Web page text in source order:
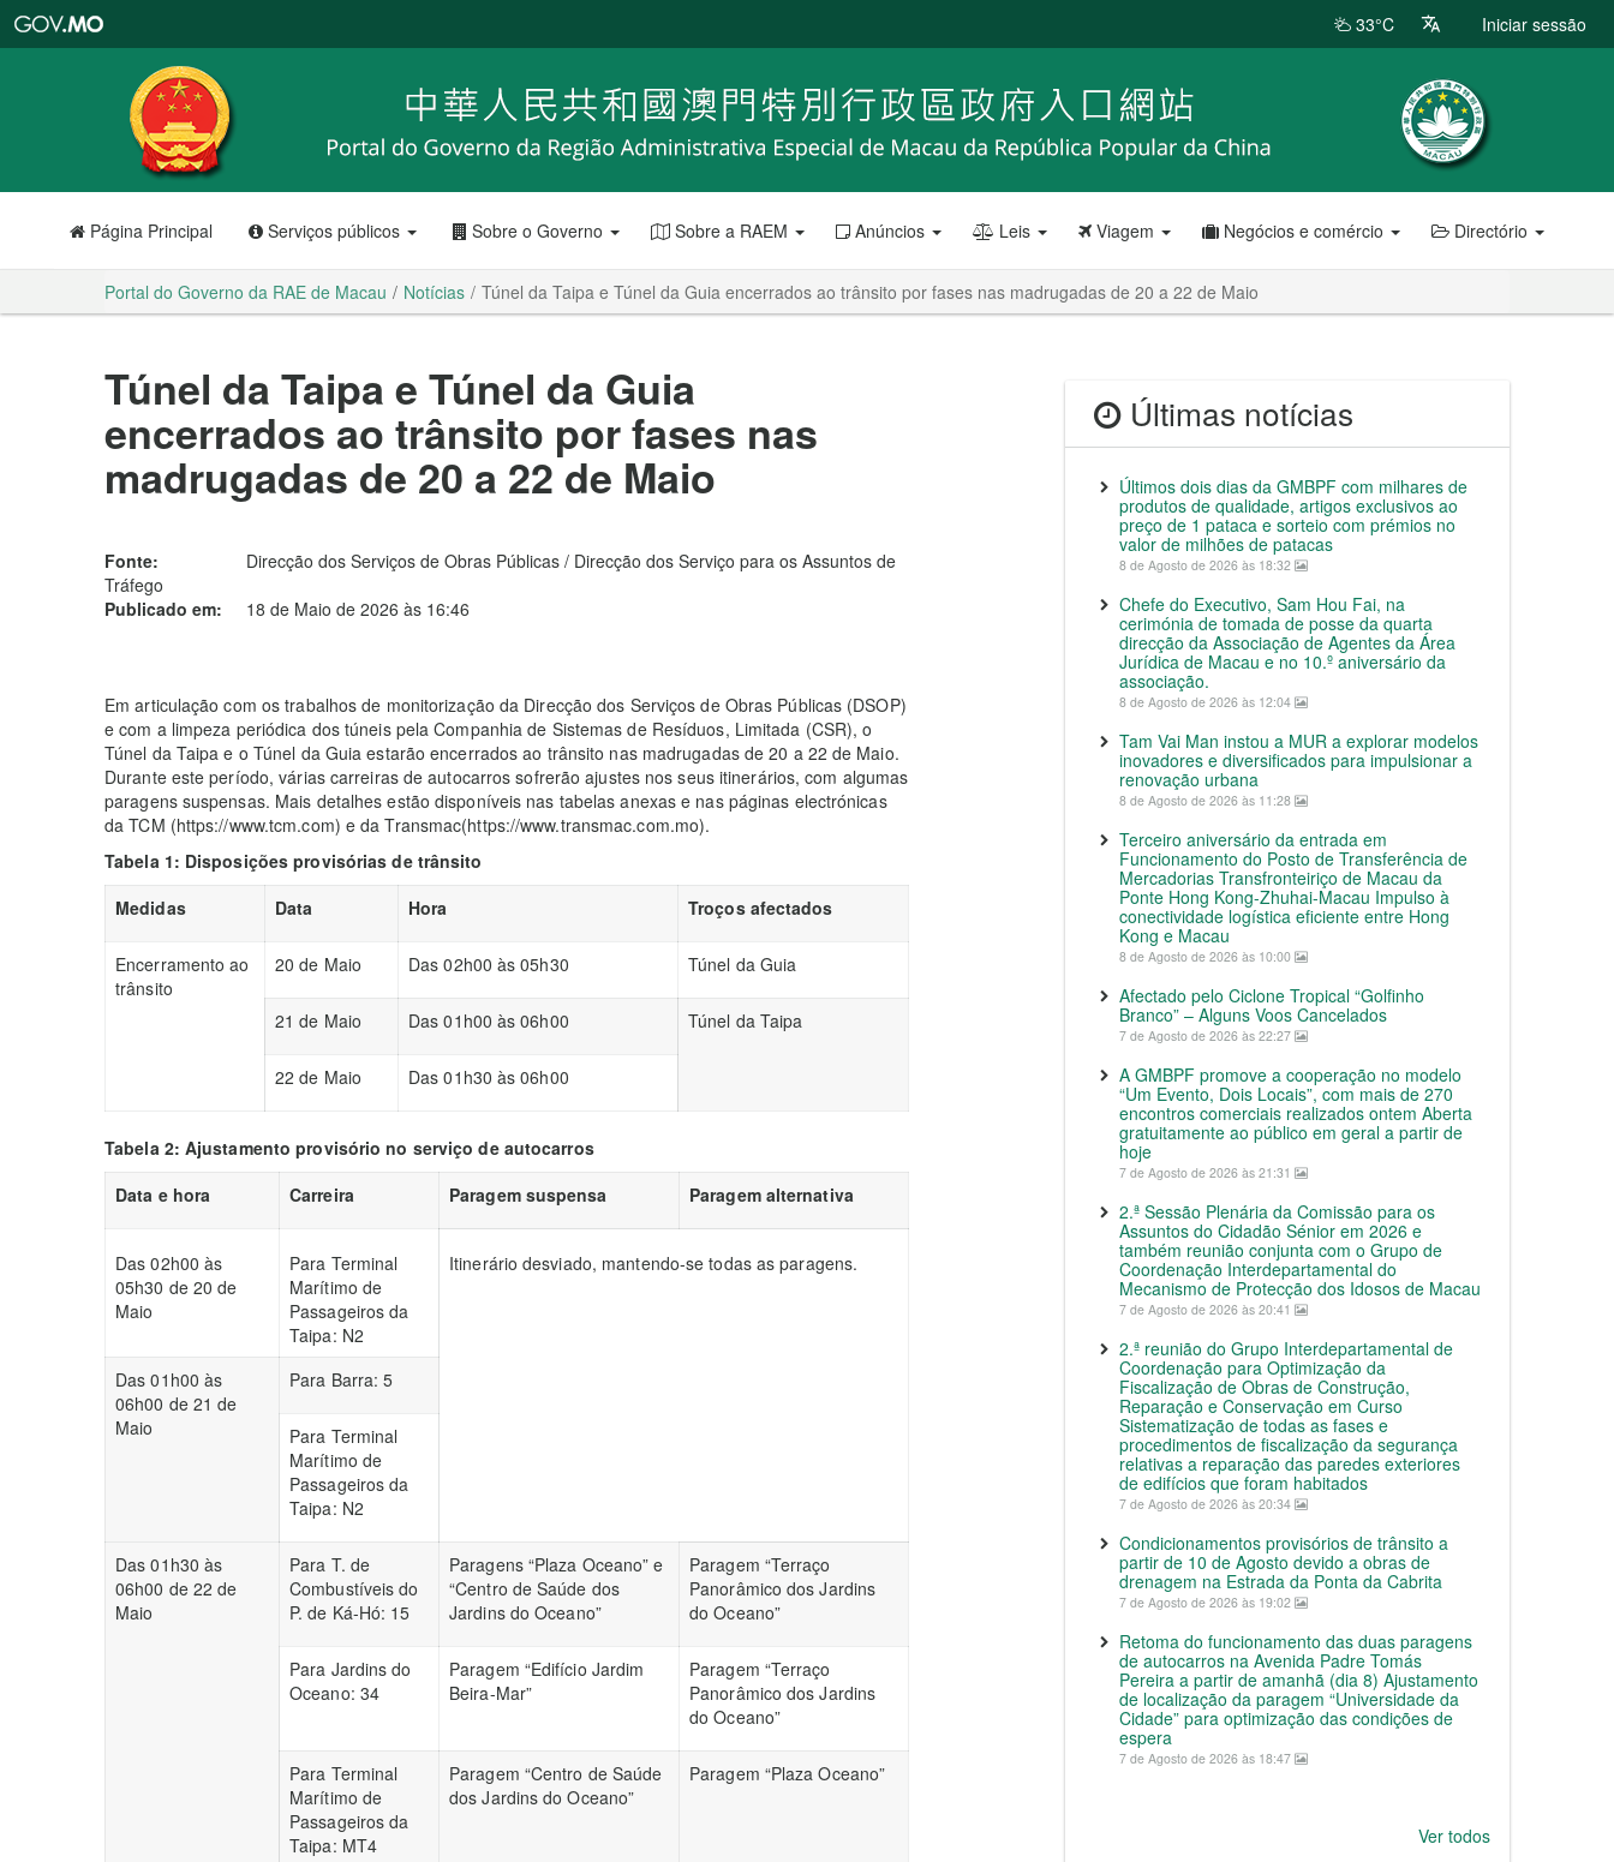
RAE
de
Macau
33°C Iniciar sessão
Página Principal Serviços públicos Sobre o Governo Sobre a RAEM Anúncios Leis Viagem Negócios e comércio Directório
Portal do Governo da RAE de Macau Notícias Túnel da Taipa e Túnel da Guia encerrados ao trânsito por fases nas madrugadas de 20 a 22 de Maio
Túnel da Taipa e Túnel da Guia
encerrados ao trânsito por fases nas
madrugadas de 20 a 22 de Maio
Fonte:
Direcção dos Serviços de Obras Públicas / Direcção dos Serviço para os Assuntos de
Tráfego
Publicado em:
18 de Maio de 2026 às 16:46
Em articulação com os trabalhos de monitorização da Direcção dos Serviços de Obras Públicas (DSOP)
e com a limpeza periódica dos túneis pela Companhia de Sistemas de Resíduos, Limitada (CSR), o
Túnel da Taipa e o Túnel da Guia estarão encerrados ao trânsito nas madrugadas de 20 a 22 de Maio.
Durante este período, várias carreiras de autocarros sofrerão ajustes nos seus itinerários, com algumas
paragens suspensas. Mais detalhes estão disponíveis nas tabelas anexas e nas páginas electrónicas
da TCM (https://www.tcm.com) e da Transmac(https://www.transmac.com.mo).
Tabela 1: Disposições provisórias de trânsito
Medidas
Data Hora Troços afectados
Encerramento ao
trânsito
20 de Maio Das 02h00 às 05h30 Túnel da Guia
21 de Maio Das 01h00 às 06h00 Túnel da Taipa
22 de Maio Das 01h30 às 06h00
Tabela 2: Ajustamento provisório no serviço de autocarros
Data e hora
Carreira Paragem suspensa Paragem alternativa
Das 02h00 às
05h30 de 20 de
Maio
Para Terminal
Marítimo de
Passageiros da
Taipa: N2
Itinerário desviado, mantendo-se todas as paragens.
Das 01h00 às
06h00 de 21 de
Maio
Para Barra: 5
Para Terminal
Marítimo de
Passageiros da
Taipa: N2
Das 01h30 às
06h00 de 22 de
Maio
Para T. de
Combustíveis do
P. de Ká-Hó: 15
Paragens “Plaza Oceano” e
“Centro de Saúde dos
Jardins do Oceano”
Paragem “Terraço
Panorâmico dos Jardins
do Oceano”
Para Jardins do
Oceano: 34
Paragem “Edifício Jardim
Beira-Mar”
Paragem “Terraço
Panorâmico dos Jardins
do Oceano”
Para Terminal
Marítimo de
Passageiros da
Taipa: MT4
Paragem “Centro de Saúde
dos Jardins do Oceano”
Paragem “Plaza Oceano”
Últimas notícias
Últimos dois dias da GMBPF com milhares de
produtos de qualidade, artigos exclusivos ao
preço de 1 pataca e sorteio com prémios no
valor de milhões de patacas
8 de Agosto de 2026 às 18:32
Chefe do Executivo, Sam Hou Fai, na
cerimónia de tomada de posse da quarta
direcção da Associação de Agentes da Área
Jurídica de Macau e no 10.º aniversário da
associação.
8 de Agosto de 2026 às 12:04
Tam Vai Man instou a MUR a explorar modelos
inovadores e diversificados para impulsionar a
renovação urbana
8 de Agosto de 2026 às 11:28
Terceiro aniversário da entrada em
Funcionamento do Posto de Transferência de
Mercadorias Transfronteiriço de Macau da
Ponte Hong Kong-Zhuhai-Macau Impulso à
conectividade logística eficiente entre Hong
Kong e Macau
8 de Agosto de 2026 às 10:00
Afectado pelo Ciclone Tropical “Golfinho
Branco” – Alguns Voos Cancelados
7 de Agosto de 2026 às 22:27
A GMBPF promove a cooperação no modelo
“Um Evento, Dois Locais”, com mais de 270
encontros comerciais realizados ontem Aberta
gratuitamente ao público em geral a partir de
hoje
7 de Agosto de 2026 às 21:31
2.ª Sessão Plenária da Comissão para os
Assuntos do Cidadão Sénior em 2026 e
também reunião conjunta com o Grupo de
Coordenação Interdepartamental do
Mecanismo de Protecção dos Idosos de Macau
7 de Agosto de 2026 às 20:41
2.ª reunião do Grupo Interdepartamental de
Coordenação para Optimização da
Fiscalização de Obras de Construção,
Reparação e Conservação em Curso
Sistematização de todas as fases e
procedimentos de fiscalização da segurança
relativas a reparação das paredes exteriores
de edifícios que foram habitados
7 de Agosto de 2026 às 20:34
Condicionamentos provisórios de trânsito a
partir de 10 de Agosto devido a obras de
drenagem na Estrada da Ponta da Cabrita
7 de Agosto de 2026 às 19:02
Retoma do funcionamento das duas paragens
de autocarros na Avenida Padre Tomás
Pereira a partir de amanhã (dia 8) Ajustamento
de localização da paragem “Universidade da
Cidade” para optimização das condições de
espera
7 de Agosto de 2026 às 18:47
Ver todos